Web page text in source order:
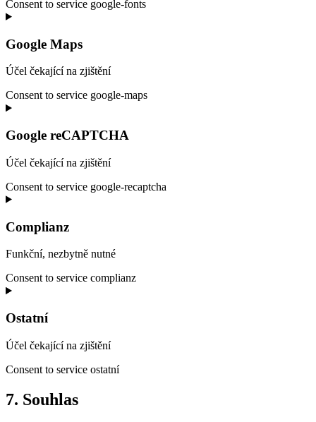
Consent to service google-fonts
Google Maps
Účel čekající na zjištění
Consent to service google-maps
Google reCAPTCHA
Účel čekající na zjištění
Consent to service google-recaptcha
Complianz
Funkční, nezbytně nutné
Consent to service complianz
Ostatní
Účel čekající na zjištění
Consent to service ostatní
7. Souhlas